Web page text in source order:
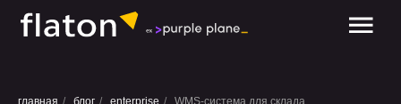
обсудить проект
главная / блог / enterprise / WMS-система для склада